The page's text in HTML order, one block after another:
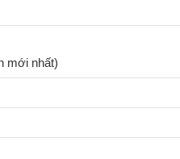
mới nhất)